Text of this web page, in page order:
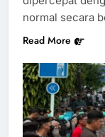
normal secara
Read More